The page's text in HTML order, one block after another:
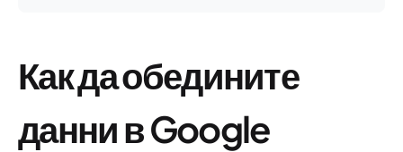
Как да обедините
данни в Google